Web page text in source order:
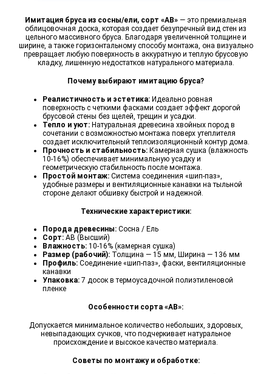
Имитация бруса из сосны/ели, сорт «АВ» — это премиальная
облицовочная доска, которая создает безупречный вид стен из
цельного массивного бруса. Благодаря увеличенной толщине и
ширине, а также горизонтальному способу монтажа, она визуально
превращает любую поверхность в аккуратную и теплую брусовую
кладку, лишенную недостатков натурального материала.
Почему выбирают имитацию бруса?
Реалистичность и эстетика:Идеально ровная
поверхность с четкими фасками создает эффект дорогой
брусовой стены без щелей, трещин и усадки.
Тепло и уют:Натуральная древесина хвойных пород в
сочетании с возможностью монтажа поверх утеплителя
создает исключительный теплоизоляционный контур дома.
Прочность и стабильность:Камерная сушка (влажность
10-16%) обеспечивает минимальную усадку и
геометрическую стабильность после монтажа.
Простой монтаж:Система соединения «шип-паз»,
удобные размеры и вентиляционные канавки на тыльной
стороне делают обшивку быстрой и надежной.
Технические характеристики:
Порода древесины:Сосна / Ель
Сорт:АВ (Высший)
Влажность:10-16% (камерная сушка)
Размер (рабочий):Толщина — 15 мм, Ширина — 136 мм
Профиль:Соединение «шип-паз», фаски, вентиляционные
канавки
Упаковка:7 досок в термоусадочной полиэтиленовой
пленке
Особенности сорта «АВ»:
Допускается минимальное количество небольших, здоровых,
невыпадающих сучков, что подчеркивает натуральное
происхождение и высокое качество материала.
Советы по монтажу и обработке: